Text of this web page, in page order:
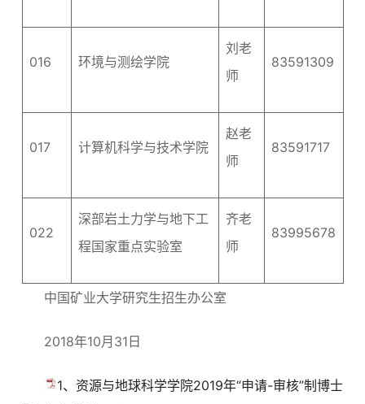
016 环境与测绘学院
刘老
师
83591309
017 计算机科学与技术学院
赵老
师
83591717
022
深部岩土力学与地下工
程国家重点实验室
齐老
师
83995678
中国矿业大学研究生招生办公室
2018年10月31日
1、资源与地球科学学院2019年“申请-审核”制博士